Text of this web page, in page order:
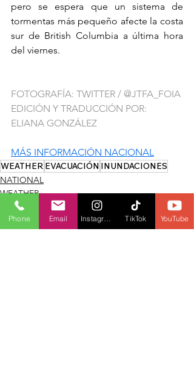
pero se espera que un sistema de
tormentas más pequeño afecte la costa
sur de British Columbia a última hora
del viernes.
FOTOGRAFÍA: TWITTER / @JTFA_FOIA
EDICIÓN Y TRADUCCIÓN POR:
ELIANA GONZÁLEZ
MÁS INFORMACIÓN NACIONAL
WEATHER EVACUACIÓN INUNDACIONES
NATIONAL
WEATHER
Phone Email TikTok YouTube